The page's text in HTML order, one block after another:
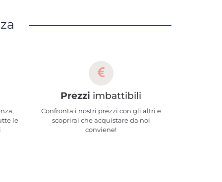
le
Prezzi imbattibili
Confronta i nostri prezzi con gli altri e
scoprirai che acquistare da noi
conviene!